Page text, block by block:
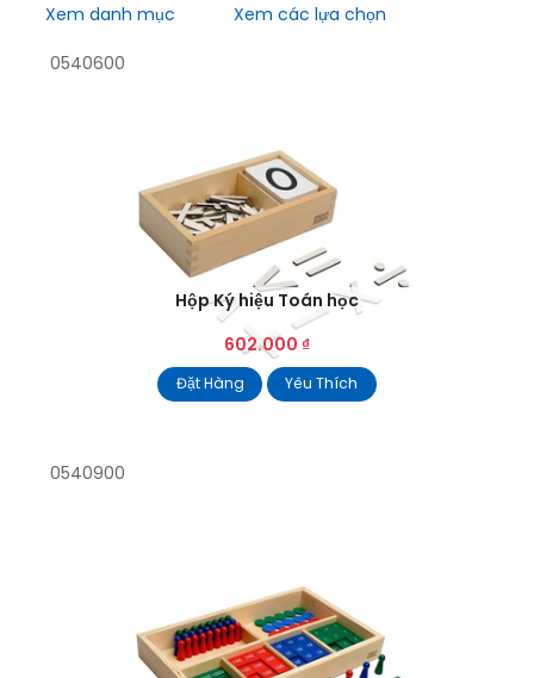
Xem danh mục
Xem các lựa chọn
0540600
Hộp Ký hiệu Toán học
602.000 ₫
Đặt Hàng Yêu Thích
0540900